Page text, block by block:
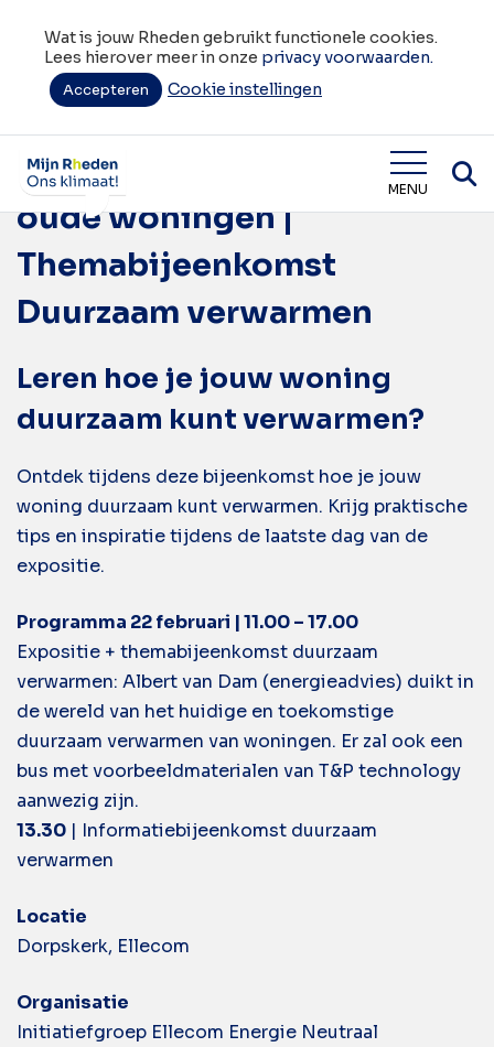
Wat is jouw Rheden gebruikt functionele cookies.
Lees hierover meer in onze privacy voorwaarden.
Accepteren Cookie instellingen
Wat is jouw Rheden MENU
Tag:Duurzaam verwarmen
Expositie Verduurzamen
oude woningen |
Themabijeenkomst
Duurzaam verwarmen
Leren hoe je jouw woning
duurzaam kunt verwarmen?
Ontdek tijdens deze bijeenkomst hoe je jouw
woning duurzaam kunt verwarmen. Krijg praktische
tips en inspiratie tijdens de laatste dag van de
expositie.
Programma 22 februari | 11.00 – 17.00
Expositie + themabijeenkomst duurzaam
verwarmen: Albert van Dam (energieadvies) duikt in
de wereld van het huidige en toekomstige
duurzaam verwarmen van woningen. Er zal ook een
bus met voorbeeldmaterialen van T&P technology
aanwezig zijn.
13.30 | Informatiebijeenkomst duurzaam
verwarmen
Locatie
Dorpskerk, Ellecom
Organisatie
Initiatiefgroep Ellecom Energie Neutraal